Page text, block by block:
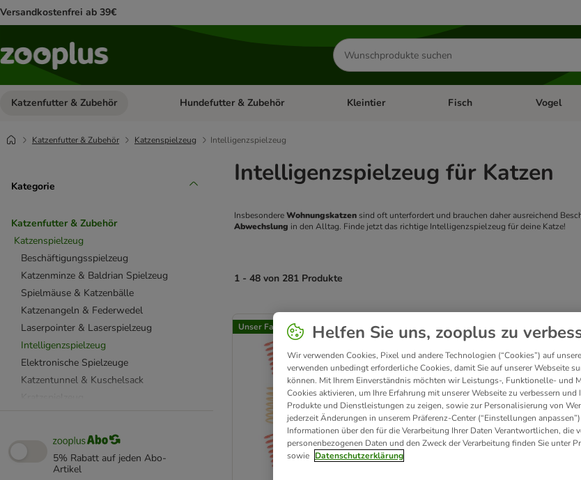
Versandkostenfrei ab 39€
Produkte
suchen
Katzenfutter & Zubehör Kategorie-Menü öffnen: Katzenfutter & Zubehör
Hundefutter & Zubehör Kategorie-Menü öffnen: Hundefutter & Zubehör
Kleintier Kategorie-Menü öffnen: Kleintier
Fisch Kategorie-
Vogel
Katzenfutter & Zubehör Katzenspielzeug Intelligenzspielzeug
Kategorie
Katzenfutter & Zubehör
Katzenspielzeug
Beschäftigungsspielzeug
Katzenminze & Baldrian Spielzeug
Spielmäuse & Katzenbälle
Katzenangeln & Federwedel
Laserpointer & Laserspielzeug
Intelligenzspielzeug
Elektronische Spielzeuge
Katzentunnel & Kuschelsack
Beetzees Katzenspielzeug
CATIT Katzenspielzeug
Designed by Lotte
5% Rabatt auf jeden Abo-
Artikel
Intelligenzspielzeug für Katzen
Insbesondere Wohnungskatzen sind oft unterfordert und brauchen daher ausreichend
Abwechslung in den Alltag. Finde jetzt das richtige Intelligenzspielzeug für deine Katze!
1 - 48 von 281 Produkte
product items have been changed
Unser Favorit Helfen Sie uns, zooplus zu
Wir verwenden Cookies, Pixel und andere Technologien (“Cookies”) auf
verwenden unbedingt erforderliche Cookies, damit Sie auf unserer Webseite
können. Mit Ihrem Einverständnis möchten wir Leistungs-, Funktionelle- und
Cookies aktivieren, um Ihre Erfahrung mit unserer Webseite zu verbessern und
Produkte und Dienstleistungen zu zeigen, sowie zur Personalisierung von
jederzeit Änderungen in unserem Präferenz-Center (“Einstellungen
Informationen über den für die Verarbeitung Ihrer Daten Verantwortlichen, die
personenbezogenen Daten und den Zweck der Verarbeitung finden Sie unter
sowie Datenschutzerklärung